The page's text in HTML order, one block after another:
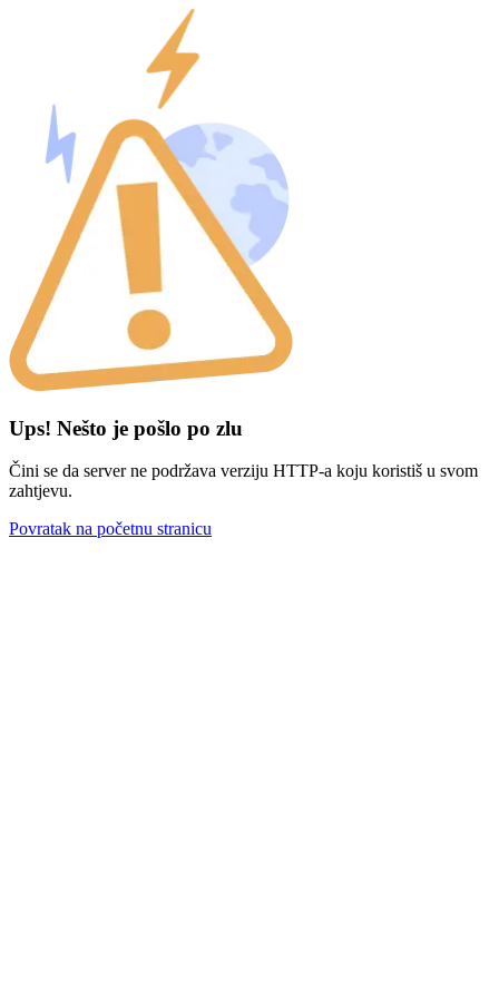
Ups! Nešto je pošlo po zlu
Čini se da server ne podržava verziju HTTP-a koju koristiš u svom
zahtjevu.
Povratak na početnu stranicu